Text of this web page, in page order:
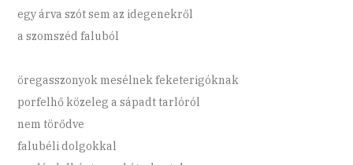
egy árva szót sem az idegenekről
a szomszéd faluból
öregasszonyok mesélnek feketerigóknak
porfelhő közeleg a sápadt tarlóról
nem törődve
falubéli dolgokkal